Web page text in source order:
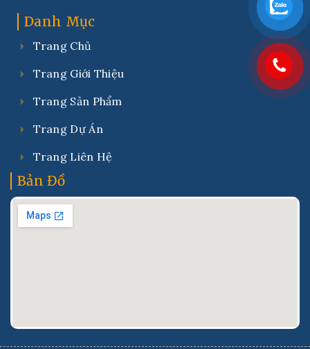
Danh Mục
Trang Chủ
Trang Giới Thiệu
Trang Sản Phẩm
Trang Dự Án
Trang Liên Hệ
Bản Đồ